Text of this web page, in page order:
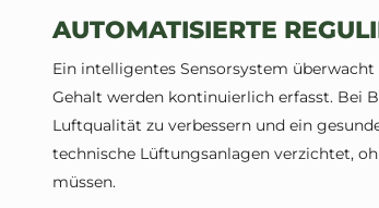
AUTOMATISIERTE
Ein intelligentes Sensorsystem
Gehalt werden kontinuierlich erfasst. Bei
Luftqualität zu verbessern und ein
technische Lüftungsanlagen verzichtet,
müssen.